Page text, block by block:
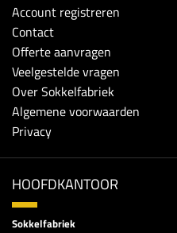
Account registreren
Contact
Offerte aanvragen
Veelgestelde vragen
Over Sokkelfabriek
Algemene voorwaarden
Privacy
HOOFDKANTOOR
Sokkelfabriek